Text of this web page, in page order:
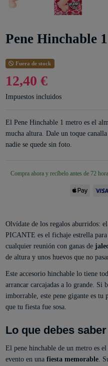
Pene Hinchable
Fuera de stock
12,40 €
Impuestos incluidos
El Pene Hinchable 1 metro es el
mucha altura. Dale un toque
nadie se quede sin foto.
Compra ahora y recíbelo antes de 72
Olvídate de los regalos aburridos:
PICANTE es el fichaje estrella para
cualquier reunión con ganas de
de altura y unos huevos que no
Este accesorio hinchable lo tiene
arrancar carcajadas a lo grande. Si
imborrable, este pene gigante es tu
que tu fiesta fue sosa.
Lo que debes saber
El pene hinchable de un metro es
evento en una fiesta memorable.